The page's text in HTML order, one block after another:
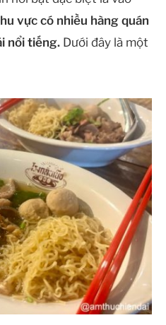
vực có nhiều hàng quán
nổi tiếng. Dưới đây là một